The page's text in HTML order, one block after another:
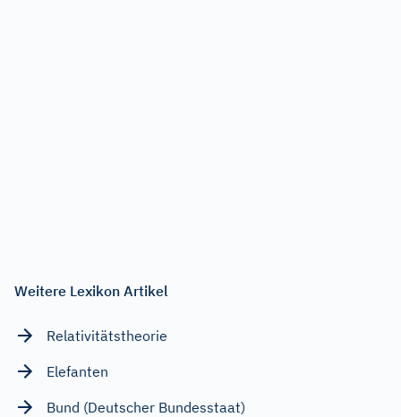
Weitere Lexikon Artikel
Relativitätstheorie
Elefanten
Bund (Deutscher Bundesstaat)